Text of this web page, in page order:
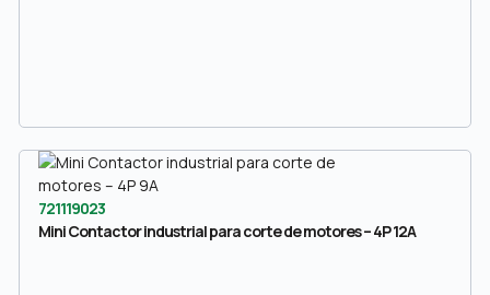
721119023
Mini Contactor industrial para corte de motores – 4P 12A